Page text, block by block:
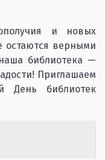
и новых
остаются верными
библиотека —
Приглашаем
День библиотек